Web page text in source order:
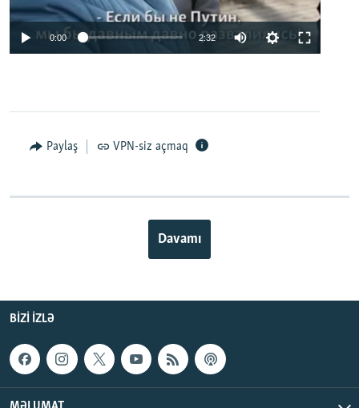
0:00 2:32
Paylaş VPN-siz açmaq
Davamı
BIZI IZLƏ